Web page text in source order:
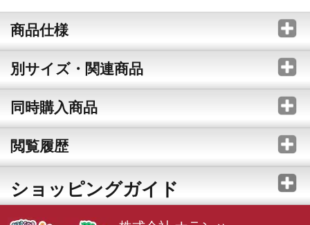
商品仕様
別サイズ・関連商品
同時購入商品
閲覧履歴
ショッピングガイド